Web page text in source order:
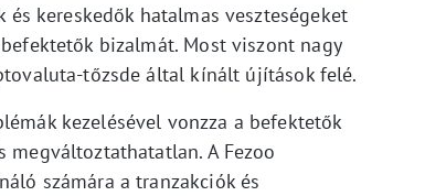
kereskedők hatalmas veszteségeket
bizalmát. Most viszont nagy
tőzsde által kínált újítások felé.
kezelésével vonzza a befektetők
A Fezoo
számára a tranzakciók és